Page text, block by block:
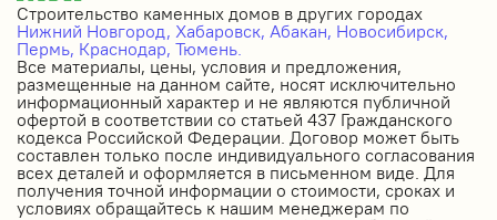
Строительство каменных домов в других городах
Нижний Новгород, Хабаровск, Абакан, Новосибирск,
Пермь, Краснодар, Тюмень.
Все материалы, цены, условия и предложения,
размещенные на данном сайте, носят исключительно
информационный характер и не являются публичной
офертой в соответствии со статьей 437 Гражданского
кодекса Российской Федерации. Договор может быть
составлен только после индивидуального согласования
всех деталей и оформляется в письменном виде. Для
получения точной информации о стоимости, сроках и
условиях обращайтесь к нашим менеджерам по